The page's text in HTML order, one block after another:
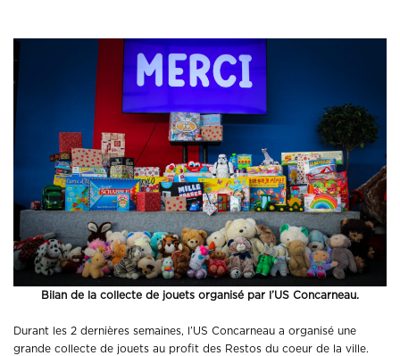
Bilan de la collecte de jouets organisé par l’US Concarneau.
Durant les 2 dernières semaines, l’US Concarneau a organisé une
grande collecte de jouets au profit des Restos du coeur de la ville.